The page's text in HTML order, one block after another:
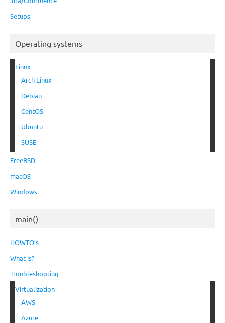
Setups
Operating systems
Linux
Arch Linux
Debian
CentOS
Ubuntu
SUSE
FreeBSD
macOS
Windows
main()
HOWTO’s
What is?
Troubleshooting
Virtualization
AWS
Azure